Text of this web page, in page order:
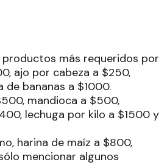
más requeridos por
ajo por cabeza a $250,
bananas a $1000.
mandioca a $500,
lechuga por kilo a $1500 y
harina de maíz a $800,
mencionar algunos